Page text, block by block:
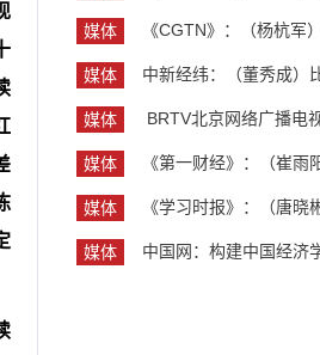
媒体
媒体
媒体
媒体
媒体
媒体